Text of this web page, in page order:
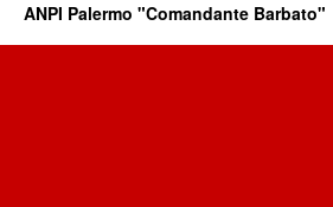
ANPI Palermo "Comandante Barbato"